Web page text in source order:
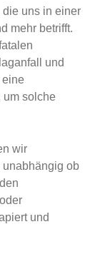
uns in einer
mehr betrifft.
und
eine
um solche
wir
unabhängig ob
und